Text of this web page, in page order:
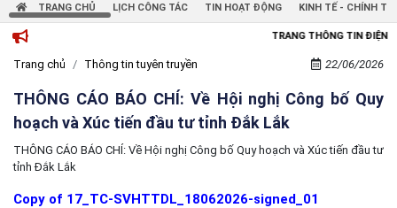
TRANG CHỦ LỊCH CÔNG TÁC TIN HOẠT ĐỘNG KINH TẾ - CHÍNH TRỊ
TRANG THÔNG TIN ĐIỆN TỬ XÃ EA
Trang chủ Thông tin tuyên truyền 22/06/2026
THÔNG CÁO BÁO CHÍ: Về Hội nghị Công bố Quy
hoạch và Xúc tiến đầu tư tỉnh Đắk Lắk
THÔNG CÁO BÁO CHÍ: Về Hội nghị Công bố Quy hoạch và Xúc tiến đầu tư
tỉnh Đắk Lắk
Copy of 17_TC-SVHTTDL_18062026-signed_01